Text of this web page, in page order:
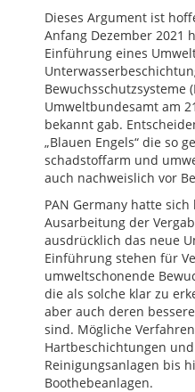
Dieses Argument ist
Anfang Dezember 2021
Einführung eines
Bewuchsschutzsysteme
Umweltbundesamt am
bekannt gab.
„Blauen Engels“ die so
schadstoffarm und
auch nachweislich vor
PAN Germany hatte
Ausarbeitung der
ausdrücklich das neue
Einführung stehen für
umweltschonende
die als solche klar zu
aber auch deren
sind. Mögliche
Hartbeschichtungen
Reinigungsanlagen bis
Boothebeanlagen.